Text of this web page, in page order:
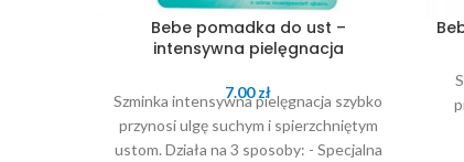
Bebe pomadka do ust –
intensywna pielęgnacja
7.00zł
Szminka intensywna pielęgnacja szybko
przynosi ulgę suchym i spierzchniętym
ustom. Działa na 3 sposoby: - Specjalna